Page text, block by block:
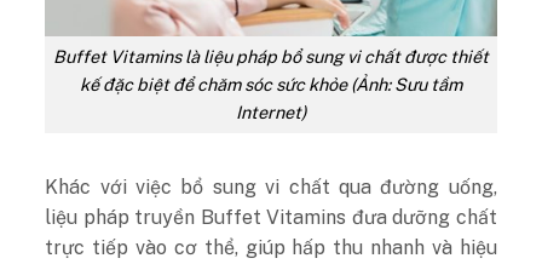
Buffet Vitamins là liệu pháp bổ sung vi chất được thiết
kế đặc biệt để chăm sóc sức khỏe (Ảnh: Sưu tầm
Internet)
Khác với việc bổ sung vi chất qua đường uống,
liệu pháp truyền Buffet Vitamins đưa dưỡng chất
trực tiếp vào cơ thể, giúp hấp thu nhanh và hiệu